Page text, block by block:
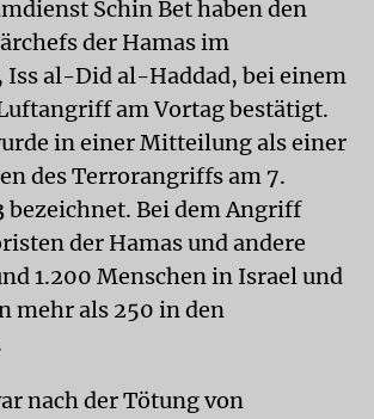
Schin Bet haben den
der Hamas im
Iss al-Did al-Haddad, bei einem
am Vortag bestätigt.
in einer Mitteilung als einer
des Terrorangriffs am 7.
bezeichnet. Bei dem Angriff
der Hamas und andere
1.200 Menschen in Israel und
mehr als 250 in den
nach der Tötung von